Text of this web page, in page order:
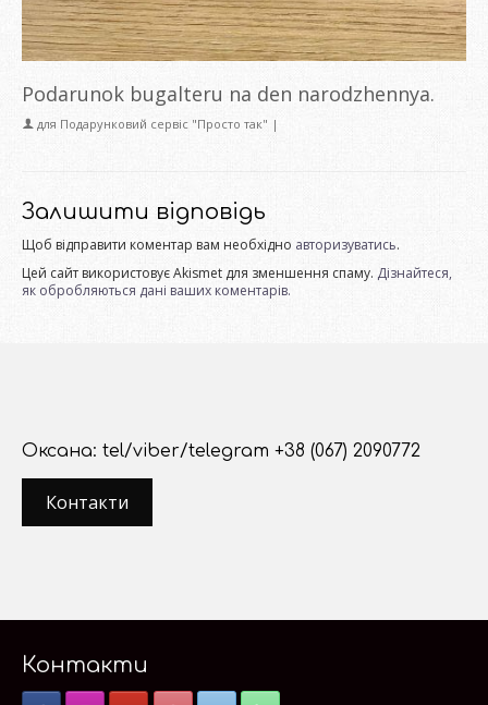
Podarunok bugalteru na den narodzhennya.
для Подарунковий сервіс "Просто так" |
Залишити відповідь
Щоб відправити коментар вам необхідно авторизуватись.
Цей сайт використовує Akismet для зменшення спаму. Дізнайтеся,
як обробляються дані ваших коментарів.
Оксана: tel/viber/telegram +38 (067) 2090772
Контакти
Контакти